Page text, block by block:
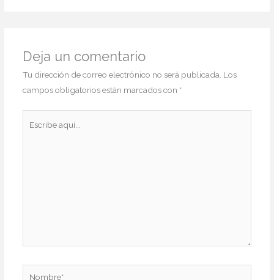
Deja un comentario
Tu dirección de correo electrónico no será publicada. Los
campos obligatorios están marcados con *
Nombre*